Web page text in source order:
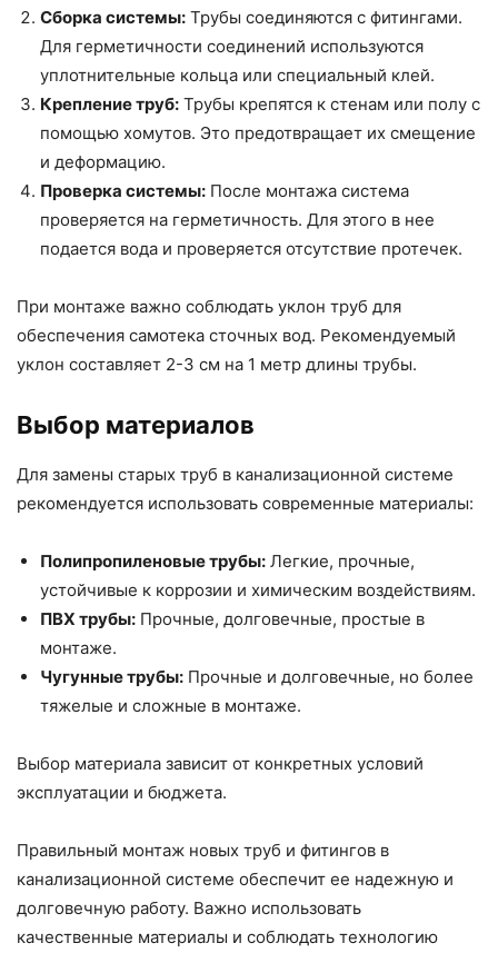
Сборка системы: Трубы соединяются с фитингами.
Для герметичности соединений используются
уплотнительные кольца или специальный клей.
Крепление труб: Трубы крепятся к стенам или полу с
помощью хомутов. Это предотвращает их смещение
и деформацию.
Проверка системы: После монтажа система
проверяется на герметичность. Для этого в нее
подается вода и проверяется отсутствие протечек.
При монтаже важно соблюдать уклон труб для
обеспечения самотека сточных вод. Рекомендуемый
уклон составляет 2-3 см на 1 метр длины трубы.
Выбор материалов
Для замены старых труб в канализационной системе
рекомендуется использовать современные материалы:
Полипропиленовые трубы: Легкие, прочные,
устойчивые к коррозии и химическим воздействиям.
ПВХ трубы: Прочные, долговечные, простые в
монтаже.
Чугунные трубы: Прочные и долговечные, но более
тяжелые и сложные в монтаже.
Выбор материала зависит от конкретных условий
эксплуатации и бюджета.
Правильный монтаж новых труб и фитингов в
канализационной системе обеспечит ее надежную и
долговечную работу. Важно использовать
качественные материалы и соблюдать технологию